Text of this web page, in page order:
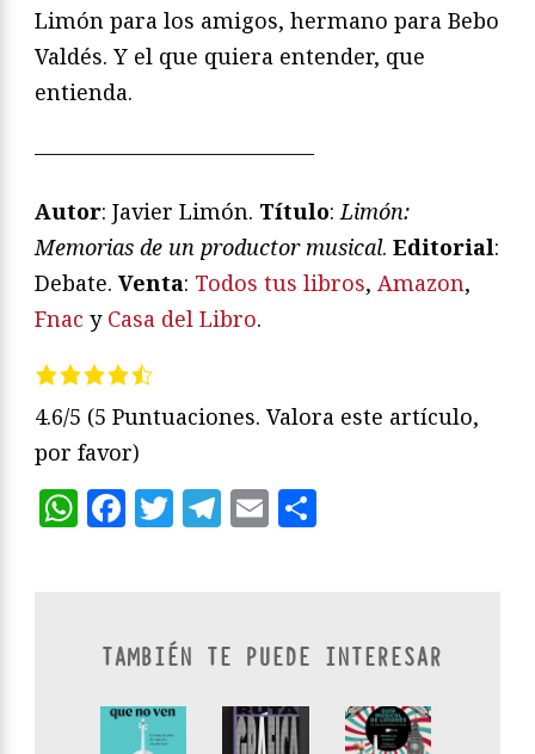
Limón para los amigos, hermano para Bebo
Valdés. Y el que quiera entender, que
entienda.
—————————————
Autor: Javier Limón. Título: Limón:
Memorias de un productor musical. Editorial:
Debate. Venta: Todos tus libros, Amazon,
Fnac y Casa del Libro.
4.6/5 (5 Puntuaciones. Valora este artículo,
por favor)
WhatsApp
Facebook
Twitter
Telegram
Email
TAMBIÉN TE PUEDE INTERESAR